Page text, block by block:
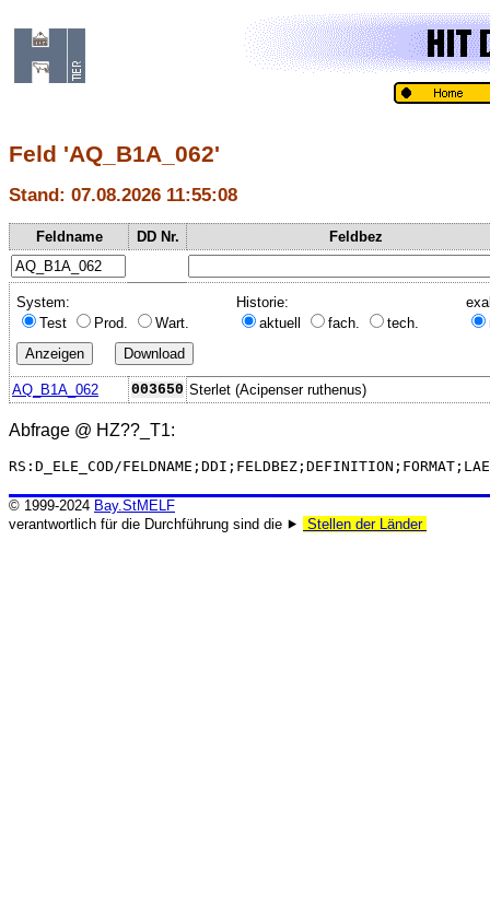
Feld 'AQ_B1A_062'
Stand: 07.08.2026 11:55:08
Feldname DD Nr. Feldbez
System:
Test
Prod. Wart.
Historie:
aktuell
fach. tech.
AQ_B1A_062 003650 Sterlet (Acipenser ruthenus)
Abfrage @ HZ??_T1:
RS:D_ELE_COD/
© 1999-2024 Bay.StMELF
verantwortlich für die Durchführung sind die ⯈
Stellen der Länder